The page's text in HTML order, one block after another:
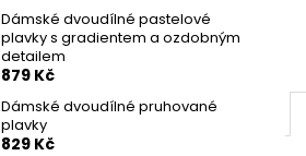
Dámské dvoudílné pastelové
plavky s gradientem a ozdobným
detailem
879 Kč
Dámské dvoudílné pruhované
plavky
829 Kč